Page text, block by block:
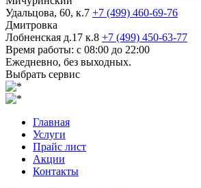
Удальцова, 60, к.7 +7 (499) 460-69-76
Дмитровка
Лобненская д.17 к.8 +7 (499) 450-63-77
Время работы: с 08:00 до 22:00
Ежедневно, без выходных.
Выбрать сервис
Главная
Услуги
Прайс лист
Акции
Контакты